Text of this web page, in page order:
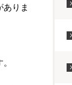
りま